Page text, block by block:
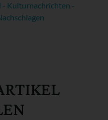
Kulturnachrichten -